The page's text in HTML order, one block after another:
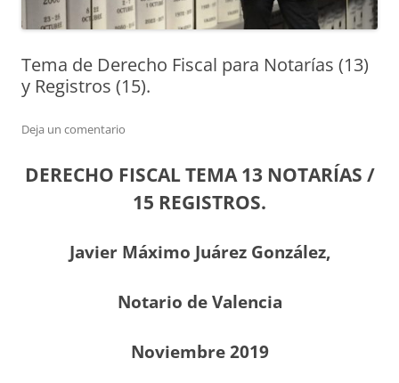
Tema de Derecho Fiscal para Notarías (13)
y Registros (15).
Deja un comentario
DERECHO FISCAL TEMA 13 NOTARÍAS /
15 REGISTROS.
Javier Máximo Juárez González,
Notario de Valencia
Noviembre 2019